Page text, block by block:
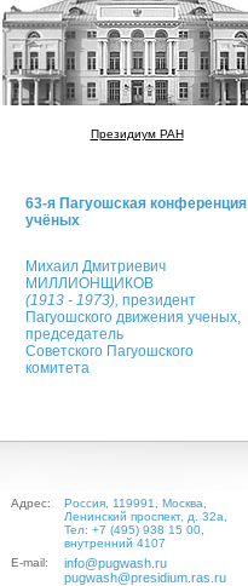
Президиум РАН
63-я Пагуошская конференция
учёных
Михаил Дмитриевич
МИЛЛИОНЩИКОВ
(1913 - 1973), президент
Пагуошского движения ученых,
председатель
Советского Пагуошского
комитета
Адрес:
Россия, 119991, Москва,
Ленинский проспект, д. 32а,
Тел: +7 (495) 938 15 00,
внутренний 4107
E-mail:
info@pugwash.ru
pugwash@presidium.ras.ru